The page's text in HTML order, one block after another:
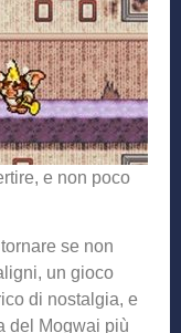
e non poco
se non
un gioco
di nostalgia, e
del Mogwai più